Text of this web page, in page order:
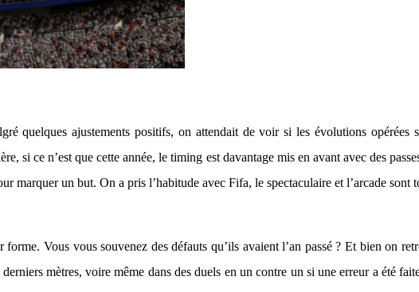
quelques ajustements positifs, on attendait de voir si les évolutions
si ce n’est que cette année, le timing est davantage mis en avant avec des
marquer un but. On a pris l’habitude avec Fifa, le spectaculaire et l’arcade
Vous vous souvenez des défauts qu’ils avaient l’an passé ? Et bien on
mètres, voire même dans des duels en un contre un si une erreur a été